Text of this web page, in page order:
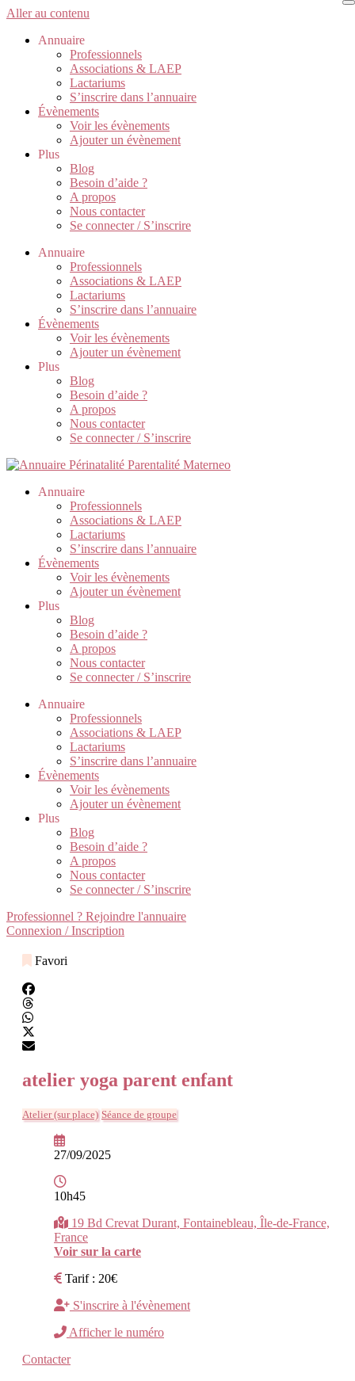
Aller au contenu
Annuaire
Professionnels
Associations & LAEP
Lactariums
S’inscrire dans l’annuaire
Évènements
Voir les évènements
Ajouter un évènement
Plus
Blog
Besoin d’aide ?
A propos
Nous contacter
Se connecter / S’inscrire
Annuaire
Professionnels
Associations & LAEP
Lactariums
S’inscrire dans l’annuaire
Évènements
Voir les évènements
Ajouter un évènement
Plus
Blog
Besoin d’aide ?
A propos
Nous contacter
Se connecter / S’inscrire
Annuaire
Professionnels
Associations & LAEP
Lactariums
S’inscrire dans l’annuaire
Évènements
Voir les évènements
Ajouter un évènement
Plus
Blog
Besoin d’aide ?
A propos
Nous contacter
Se connecter / S’inscrire
Annuaire
Professionnels
Associations & LAEP
Lactariums
S’inscrire dans l’annuaire
Évènements
Voir les évènements
Ajouter un évènement
Plus
Blog
Besoin d’aide ?
A propos
Nous contacter
Se connecter / S’inscrire
Professionnel ? Rejoindre l'annuaire
Connexion / Inscription
Favori
atelier yoga parent enfant
Atelier (sur place) Séance de groupe
27/09/2025
10h45
19 Bd Crevat Durant, Fontainebleau, Île-de-France,
France
Voir sur la carte
Tarif : 20€
S'inscrire à l'évènement
Afficher le numéro
Contacter